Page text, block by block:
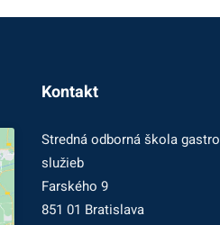
Kontakt
Stredná odborná škola
služieb
Farského 9
851 01 Bratislava